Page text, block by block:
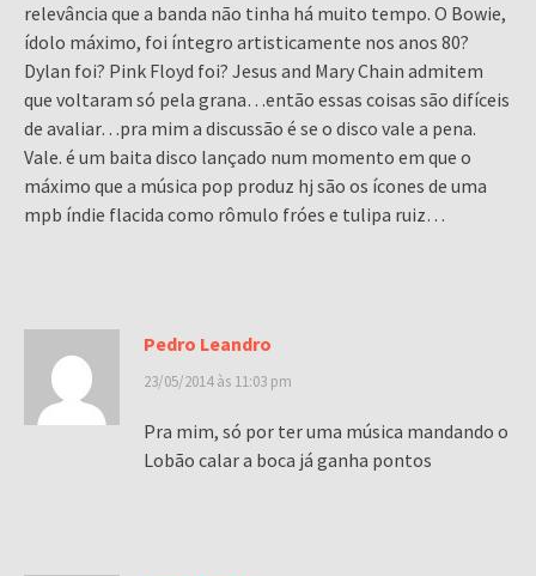
relevância que a banda não tinha há muito tempo. O Bowie,
ídolo máximo, foi íntegro artisticamente nos anos 80?
Dylan foi? Pink Floyd foi? Jesus and Mary Chain admitem
que voltaram só pela grana…então essas coisas são difíceis
de avaliar…pra mim a discussão é se o disco vale a pena.
Vale. é um baita disco lançado num momento em que o
máximo que a música pop produz hj são os ícones de uma
mpb índie flacida como rômulo fróes e tulipa ruiz…
Pedro Leandro
23/05/2014 às 11:03 pm
Pra mim, só por ter uma música mandando o
Lobão calar a boca já ganha pontos